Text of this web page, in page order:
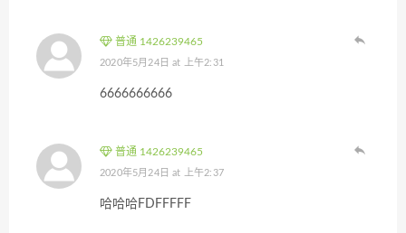
普通 1426239465
2020年5月24日 at 上午2:31
6666666666
普通 1426239465
2020年5月24日 at 上午2:37
哈哈哈FDFFFFF